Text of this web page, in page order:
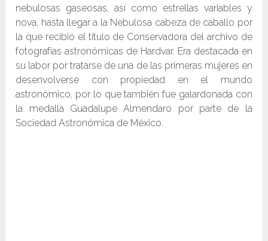
nebulosas gaseosas, así como estrellas variables y
nova, hasta llegar a la Nebulosa cabeza de caballo por
la que recibió el título de Conservadora del archivo de
fotografías astronómicas de Hardvar. Era destacada en
su labor por tratarse de una de las primeras mujeres en
desenvolverse con propiedad en el mundo
astronómico, por lo que también fue galardonada con
la medalla Guadalupe Almendaro por parte de la
Sociedad Astronómica de México.